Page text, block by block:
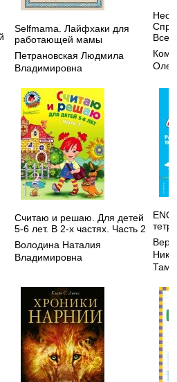
Selfmama. Лайфхаки для
работающей мамы
Петрановская Людмила
Владимировна
Считаю и решаю. Для детей
5-6 лет. В 2-х частях. Часть 2
Володина Наталия
Владимировна